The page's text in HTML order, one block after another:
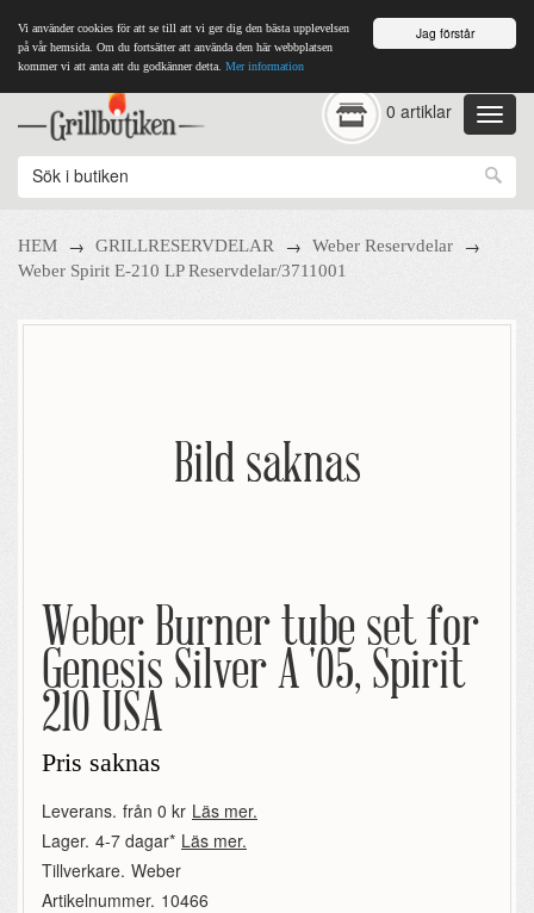
Jag förstår
Vi använder cookies för att se till att vi ger dig den bästa upplevelsen
på vår hemsida. Om du fortsätter att använda den här webbplatsen
kommer vi att anta att du godkänner detta. Mer information
0 artiklar
HEM → GRILLRESERVDELAR → Weber Reservdelar →
Weber Spirit E-210 LP Reservdelar/3711001
Bild saknas
Weber Burner tube set for
Genesis Silver A '05, Spirit
210 USA
Pris saknas
Leverans. från 0 kr Läs mer.
Lager. 4-7 dagar* Läs mer.
Tillverkare. Weber
Artikelnummer. 10466